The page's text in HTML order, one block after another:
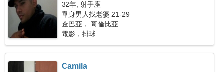
32年, 射手座
單身男人找老婆 21-29
金巴亞， 哥倫比亞
電影，排球
Camila